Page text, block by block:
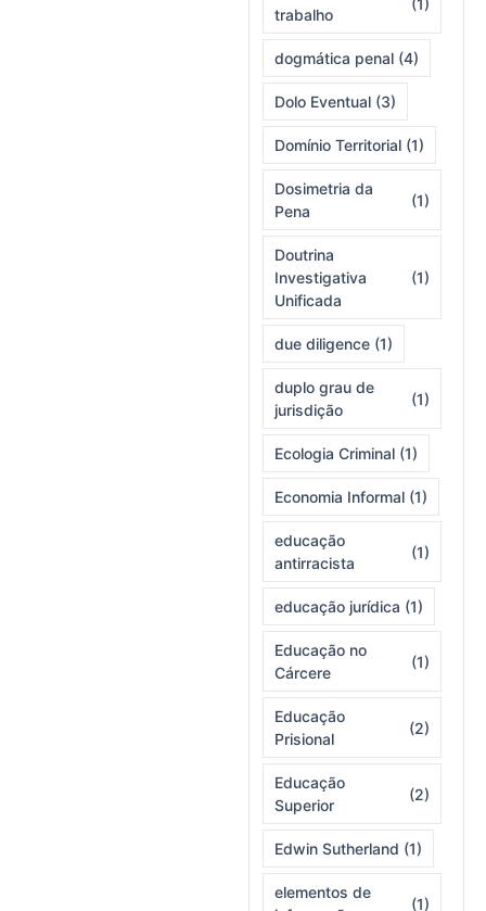
trabalho
dogmática penal (4)
Dolo Eventual (3)
Domínio Territorial (1)
Dosimetria da
Pena
(1)
Doutrina
Investigativa
Unificada
(1)
due diligence (1)
duplo grau de
jurisdição
(1)
Ecologia Criminal (1)
Economia Informal (1)
educação
antirracista
(1)
educação jurídica (1)
Educação no
Cárcere
(1)
Educação
Prisional
(2)
Educação
Superior
(2)
Edwin Sutherland (1)
elementos de
(1)